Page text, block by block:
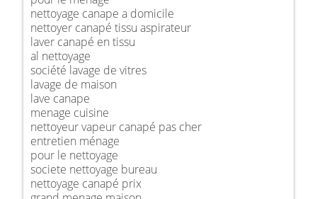
nettoyage canape a domicile
nettoyer canapé tissu aspirateur
laver canapé en tissu
al nettoyage
société lavage de vitres
lavage de maison
lave canape
menage cuisine
nettoyeur vapeur canapé pas cher
entretien ménage
pour le nettoyage
societe nettoyage bureau
nettoyage canapé prix